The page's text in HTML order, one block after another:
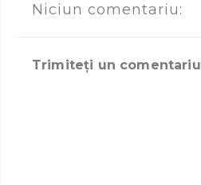
Niciun comentariu:
Trimiteți un comentariu